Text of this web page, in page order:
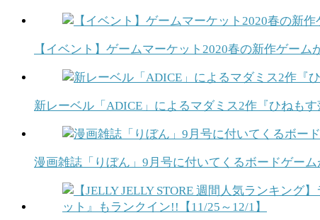
【イベント】ゲームマーケット2020春の新作ゲー
新レーベル「ADICE」によるマダミス2作『ひねも
漫画雑誌「りぼん」9月号に付いてくるボードゲーム